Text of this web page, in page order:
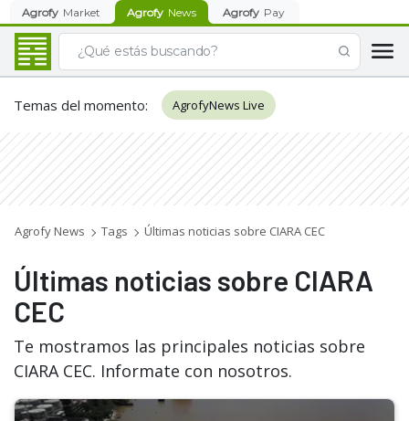
Agrofy Market Agrofy News Agrofy Pay
Temas del momento: AgrofyNews Live
Agrofy News Tags Últimas noticias sobre CIARA CEC
Últimas noticias sobre CIARA
CEC
Te mostramos las principales noticias sobre
CIARA CEC. Informate con nosotros.